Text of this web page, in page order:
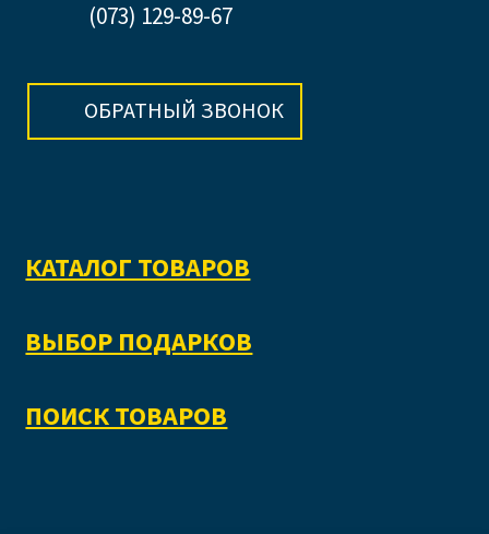
(073) 129-89-67
ОБРАТНЫЙ ЗВОНОК
КАТАЛОГ ТОВАРОВ
ВЫБОР ПОДАРКОВ
ПОИСК ТОВАРОВ